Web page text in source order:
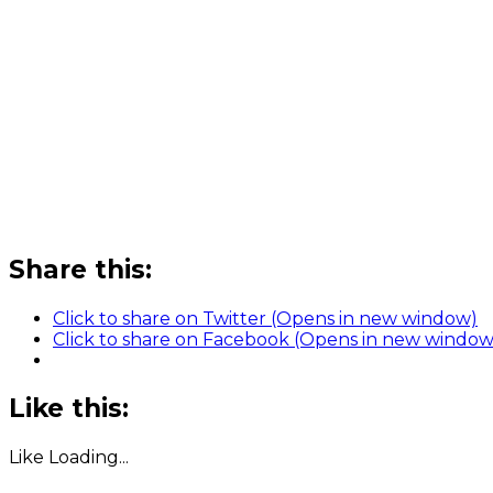
Share this:
Click to share on Twitter (Opens in new window)
Click to share on Facebook (Opens in new
Like this:
Like Loading...